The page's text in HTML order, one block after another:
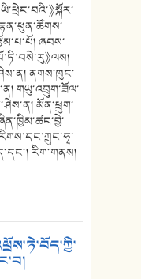
》སྐོར་
ཞབས་
》ལས།
ནགས་ཁུང་
གཡུ་འབྲུག་ཟོལ་
མོན་ཕྲུག་
རིག་གནས།